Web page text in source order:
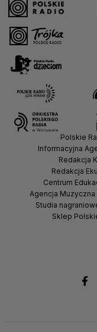
Polskie
Informacyjna
Redakcja
Redakcja
Centrum
Agencja
Studia
Sklep